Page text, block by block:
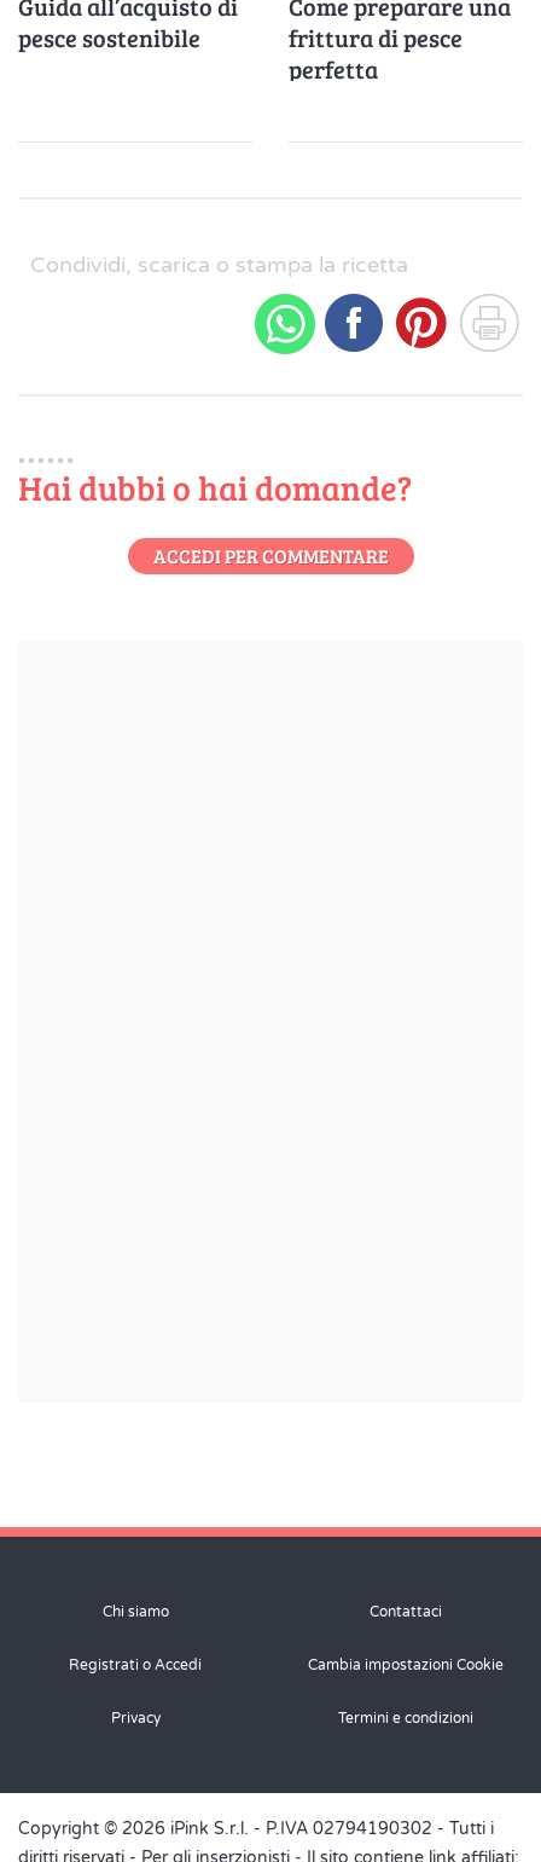
pesce sostenibile
frittura di pesce
perfetta
Condividi, scarica o stampa la ricetta
Hai dubbi o hai domande?
ACCEDI PER COMMENTARE
Chi siamo Contattaci
Registrati o Accedi Cambia impostazioni Cookie
Privacy Termini e condizioni
Copyright © 2026 iPink S.r.l. - P.IVA 02794190302 - Tutti i